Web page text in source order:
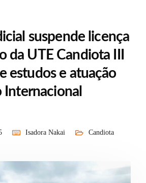
suspende licença
da UTE Candiota III
estudos e atuação
Isadora Nakai
Candiota